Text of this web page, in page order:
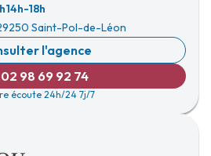
14h-18h
Saint-Pol-de-Léon
l'agence
02 98 69 92 74
écoute 24h/24 7j/7